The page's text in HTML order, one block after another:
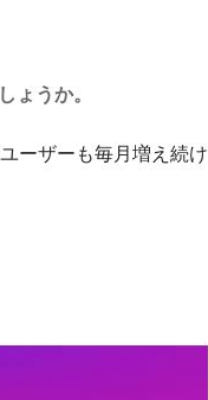
ょうか。
ーザーも毎月増え続け